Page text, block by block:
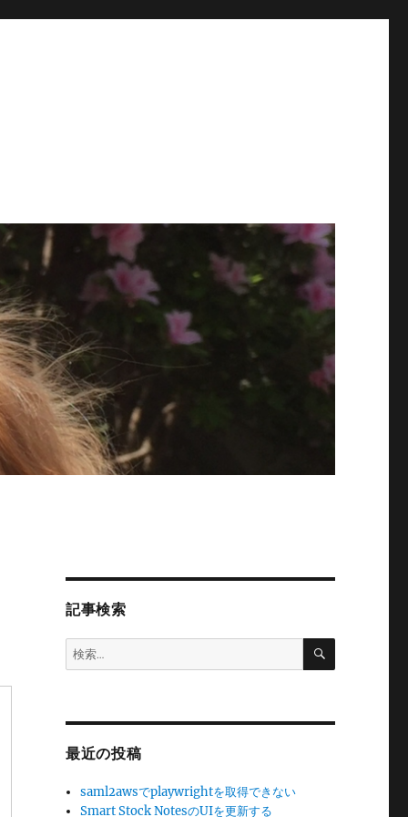
記事検索
検
索:
検
最近の投稿
saml2awsでplaywrightを取得できない
Smart Stock NotesのUIを更新する